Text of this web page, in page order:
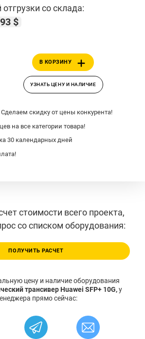
со склада:
93 $
В КОРЗИНУ
УЗНАТЬ ЦЕНУ И НАЛИЧИЕ
скидку от цены конкурента!
на все категории товара!
30 календарных дней
стоимости всего проекта,
со списком оборудования:
ПОЛУЧИТЬ РАСЧЕТ
цену и наличие оборудования
трансивер Huawei SFP+ 10G,у
прямо сейчас: